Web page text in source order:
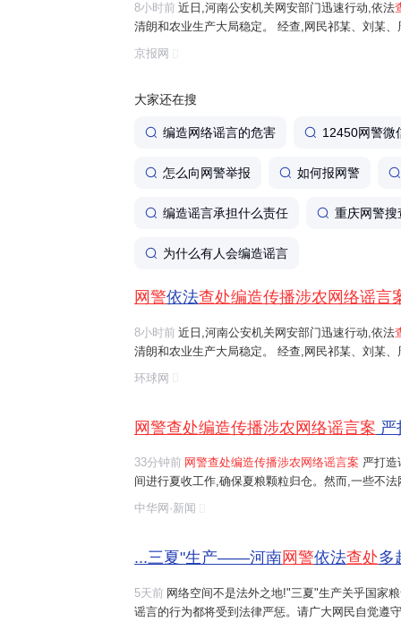
8小时前 近日,河南公安机关网安部门迅速行动,依法
清朗和农业生产大局稳定。 经查,网民祁某、刘某
等多人发布涉安阳、商丘、周口、济源等地"毁粮
京报网
大家还在搜
编造网络谣言的危害 12450网警微
怎么向网警举报 如何报网警
编造谣言承担什么责任 重庆网警搜
为什么有人会编造谣言
网警依法查处编造传播涉农网络谣言
8小时前 近日,河南公安机关网安部门迅速行动,依法
清朗和农业生产大局稳定。 经查,网民祁某、刘某
等多人发布涉安阳、商丘、周口、济源等地"毁粮
网络谣言信息,引发大范围
环球网
网警查处编造传播涉农网络谣言案 严
33分钟前 网警查处编造传播涉农网络谣言案 严打
间进行夏收工作,确保夏粮颗粒归仓。然而,一些不
造、摆拍并发布涉及农业的虚假信息,这些行为误
中华网·新闻
...三夏"生产——河南网警依法查处多
5天前 网络空间不是法外之地!"三夏"生产关乎国家
谣言的行为都将受到法律严惩。请广大网民自觉遵